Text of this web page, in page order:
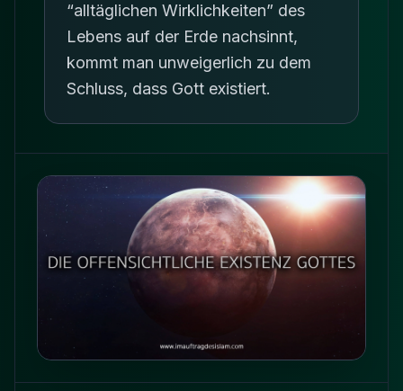
“alltäglichen Wirklichkeiten” des
Lebens auf der Erde nachsinnt,
kommt man unweigerlich zu dem
Schluss, dass Gott existiert.